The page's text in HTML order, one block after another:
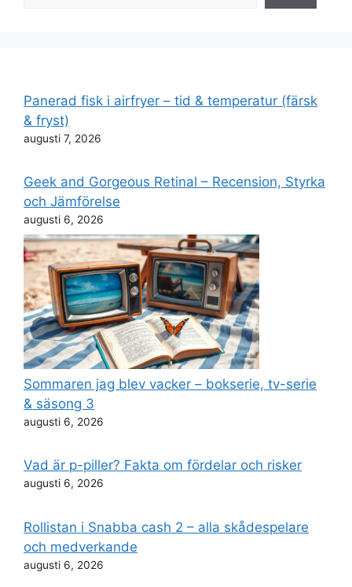
Panerad fisk i airfryer – tid & temperatur (färsk
& fryst)
augusti 7, 2026
Geek and Gorgeous Retinal – Recension, Styrka
och Jämförelse
augusti 6, 2026
Sommaren jag blev vacker – bokserie, tv-serie
& säsong 3
augusti 6, 2026
Vad är p-piller? Fakta om fördelar och risker
augusti 6, 2026
Rollistan i Snabba cash 2 – alla skådespelare
och medverkande
augusti 6, 2026